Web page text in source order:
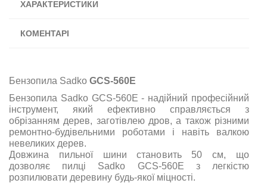
ХАРАКТЕРИСТИКИ
КОМЕНТАРІ
Бензопила Sadko GCS-560E
Бензопила Sadko GCS-560E - надійний професійний
інструмент, який ефективно справляється з
обрізанням дерев, заготівлею дров, а також різними
ремонтно-будівельними роботами і навіть валкою
невеликих дерев.
Довжина пильної шини становить 50 см, що
дозволяє пилці Sadko GCS-560E з легкістю
розпилювати деревину будь-якої міцності.